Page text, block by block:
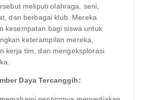
meliputi olahraga, seni,
dan berbagai klub. Mereka
kesempatan bagi siswa untuk
keterampilan mereka,
kerja tim, dan mengeksplorasi
Daya Tercanggih: